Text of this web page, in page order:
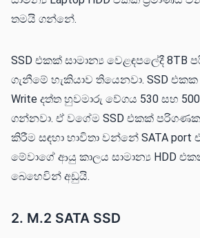
තමයි ගන්නේ.
SSD එකක් සාමාන්‍ය වෙළඳපලේදී 8TB
ගැනීමේ හැකියාව තියෙනවා. SSD එකක
Write දත්ත හුවමාරු වේගය 530 සහ
ගන්නවා. ඒ වගේම SSD එකක්
කිරීම සඳහා භාවිතා වන්නේ SATA
මේවාගේ ආයු කාලය සාමාන්‍ය HDD
බෙහෙවින් අඩුයි.
2. M.2 SATA SSD